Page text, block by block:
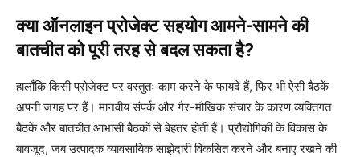
क्या ऑनलाइन प्रोजेक्ट सहयोग आमने-सामने की
बातचीत को पूरी तरह से बदल सकता है?
हालाँकि किसी प्रोजेक्ट पर वस्तुतः काम करने के फायदे हैं, फिर भी ऐसी बैठकें
अपनी जगह पर हैं। मानवीय संपर्क और गैर-मौखिक संचार के कारण व्यक्तिगत
बैठकें और बातचीत आभासी बैठकों से बेहतर होती हैं। प्रौद्योगिकी के विकास के
बावजूद, जब उत्पादक व्यावसायिक साझेदारी विकसित करने और बनाए रखने की